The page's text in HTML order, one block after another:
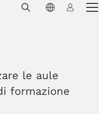
le aule
formazione